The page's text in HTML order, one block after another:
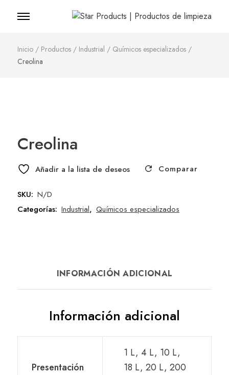
Productos de
Inicio / Productos / Industrial / Químicos especializados /
Creolina
Creolina
Añadir a la lista de deseos Comparar
SKU: N/D
Categorías: Industrial, Químicos especializados
INFORMACIÓN ADICIONAL
Información adicional
Presentación
1 L, 4 L, 10 L,
18 L, 20 L, 200